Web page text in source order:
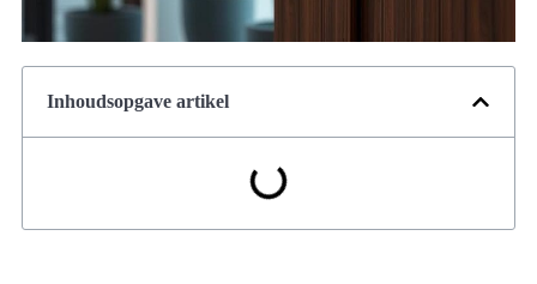
Inhoudsopgave artikel